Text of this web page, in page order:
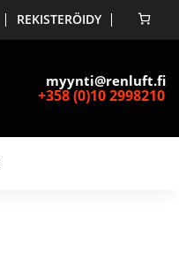
REKISTERÖIDY
myynti@renluft.fi
+358 (0)10 2998210